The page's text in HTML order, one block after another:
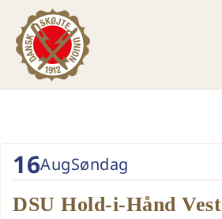
16AugSøndag
DSU Hold-i-Hånd Vest